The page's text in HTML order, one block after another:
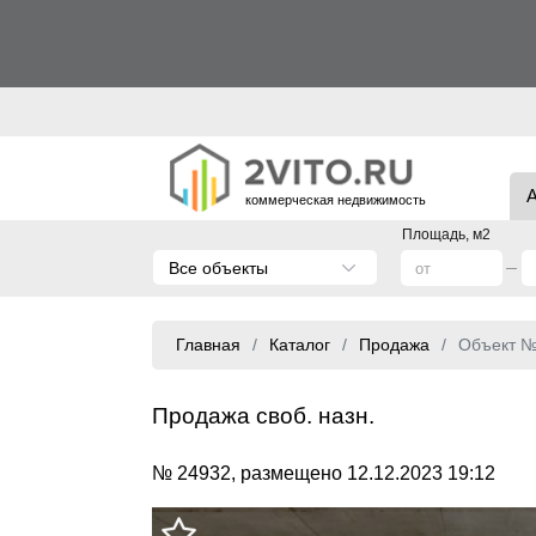
коммерческая недвижимость
Площадь, м2
Все объекты
Главная Каталог Продажа Объект
Продажа своб. назн.
№ 24932, размещено 12.12.2023 19:12